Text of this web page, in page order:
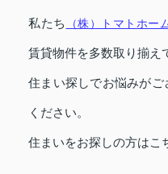
私たち （株）トマトホー
賃貸物件を多数取り揃え
住まい探しでお悩みがご
ください。
住まいをお探しの方はこ